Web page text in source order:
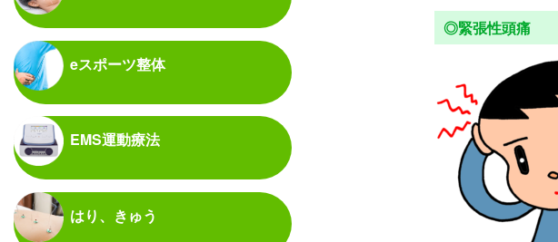
◎緊張性頭痛
eスポーツ整体
EMS運動療法
はり、きゅう